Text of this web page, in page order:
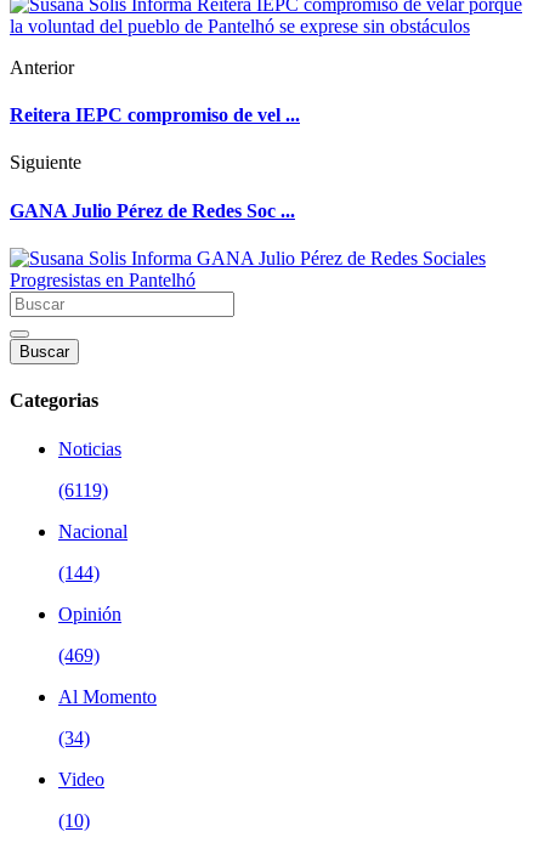
Anterior
Reitera IEPC compromiso de vel ...
Siguiente
GANA Julio Pérez de Redes Soc ...
Buscar
Categorias
Noticias
(6119)
Nacional
(144)
Opinión
(469)
Al Momento
(34)
Video
(10)